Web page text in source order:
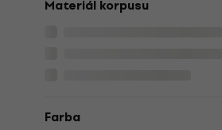
Materiál korpusu
Farba